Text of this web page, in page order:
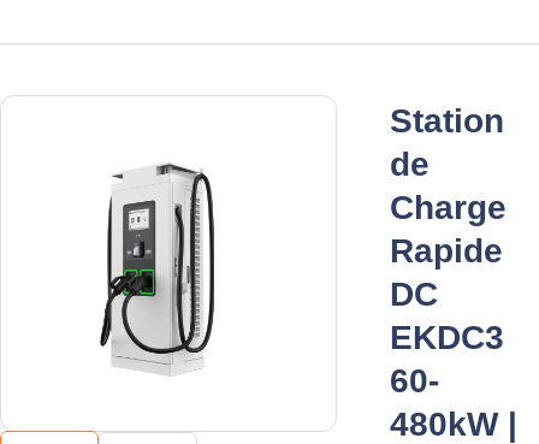
Station
de
Charge
Rapide
DC
EKDC3
60-
480kW |